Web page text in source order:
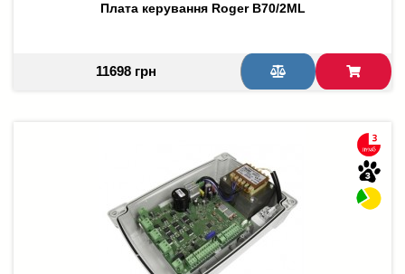
Плата керування Roger B70/2ML
11698 грн